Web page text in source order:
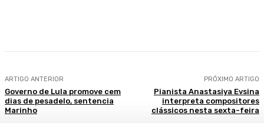
ARTIGO ANTERIOR
Governo de Lula promove cem
dias de pesadelo, sentencia
Marinho
PRÓXIMO ARTIGO
Pianista Anastasiya Evsina
interpreta compositores
clássicos nesta sexta-feira